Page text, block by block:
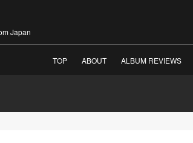
Japan
TOP ABOUT ALBUM REVIEWS